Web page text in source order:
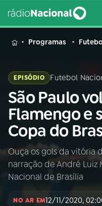
MENU
Buscar
na
Rádio
Nacional
Programas
EPISÓDIO Futebol
São Paulo
Flamengo e
Copa do
Ouça os gols da vitória
narração de André Luiz
Nacional de Brasília
NO AR EM12/11/2020,